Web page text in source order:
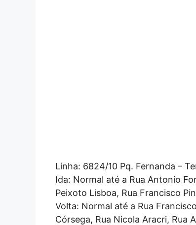
Linha: 6824/10 Pq. Fernanda –
Ida: Normal até a Rua Antonio
Peixoto Lisboa, Rua Francisco
Volta: Normal até a Rua
Córsega, Rua Nicola Aracri, Rua